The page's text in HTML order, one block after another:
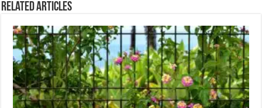
Related Articles